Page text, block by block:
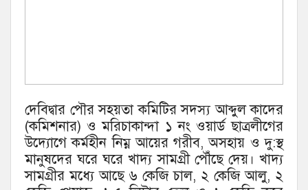
দেবিদ্বার পৌর সহয়তা কমিটির সদস্য আব্দুল কাদের
(কমিশনার) ও মরিচাকান্দা ১ নং ওয়ার্ড ছাত্রলীগের
উদ্যোগে কর্মহীন নিম্ন আয়ের গরীব, অসহায় ও দু:স্থ
মানুষদের ঘরে ঘরে খাদ্য সামগ্রী পৌঁছে দেয়। খাদ্য
সামগ্রীর মধ্যে আছে ৬ কেজি চাল, ২ কেজি আলু, ২